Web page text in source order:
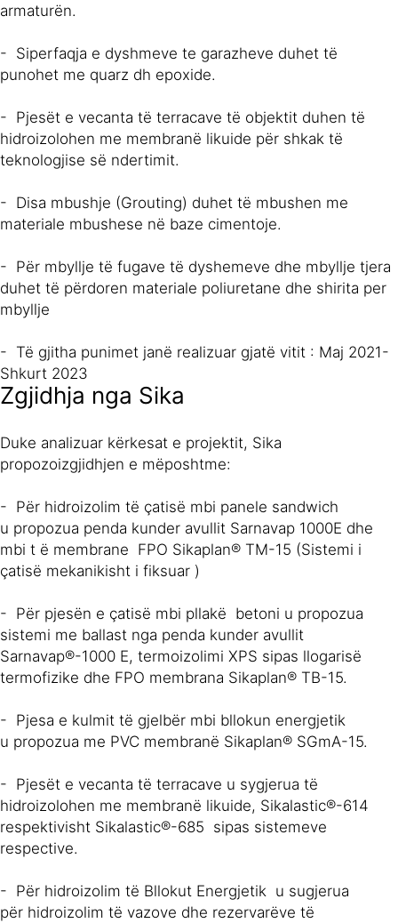
armaturën.
- Siperfaqja e dyshmeve te garazheve duhet të
punohet me quarz dh epoxide.
- Pjesët e vecanta të terracave të objektit duhen të
hidroizolohen me membranë likuide për shkak të
teknologjise së ndertimit.
- Disa mbushje (Grouting) duhet të mbushen me
materiale mbushese në baze cimentoje.
- Për mbyllje të fugave të dyshemeve dhe mbyllje tjera
duhet të përdoren materiale poliuretane dhe shirita per
mbyllje
- Të gjitha punimet janë realizuar gjatë vitit : Maj 2021-
Shkurt 2023
Zgjidhja nga Sika
Duke analizuar kërkesat e projektit, Sika
propozoizgjidhjen e mëposhtme:
- Për hidroizolim të çatisë mbi panele sandwich
u propozua penda kunder avullit Sarnavap 1000E dhe
mbi t ë membrane FPO Sikaplan® TM-15 (Sistemi i
çatisë mekanikisht i fiksuar )
- Për pjesën e çatisë mbi pllakë betoni u propozua
sistemi me ballast nga penda kunder avullit
Sarnavap®-1000 E, termoizolimi XPS sipas llogarisë
termofizike dhe FPO membrana Sikaplan® TB-15.
- Pjesa e kulmit të gjelbër mbi bllokun energjetik
u propozua me PVC membranë Sikaplan® SGmA-15.
- Pjesët e vecanta të terracave u sygjerua të
hidroizolohen me membranë likuide, Sikalastic®-614
respektivisht Sikalastic®-685 sipas sistemeve
respective.
- Për hidroizolim të Bllokut Energjetik u sugjerua
për hidroizolim të vazove dhe rezervarëve të